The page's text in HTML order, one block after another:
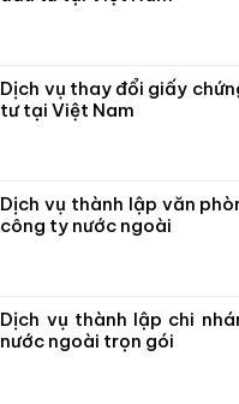
Dịch vụ thay đổi giấy
tư tại Việt Nam
Dịch vụ thành lập văn
công ty nước ngoài
Dịch vụ thành lập chi
nước ngoài trọn gói